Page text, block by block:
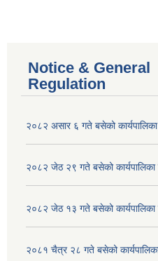
Notice & General
Regulation
२०८२ असार ६ गते बसेको कार्यपालिका
२०८२ जेठ २९ गते बसेको कार्यपालिका
२०८२ जेठ १३ गते बसेको कार्यपालिका
२०८१ चैत्र २८ गते बसेको कार्यपालिका